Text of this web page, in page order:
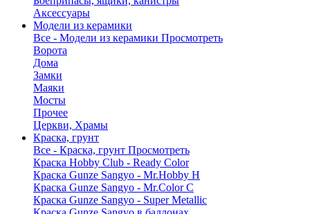
Аксессуары
Модели из керамики
Все - Модели из керамики Просмотреть
Ворота
Дома
Замки
Маяки
Мосты
Прочее
Церкви, Храмы
Краска, грунт
Все - Краска, грунт Просмотреть
Краска Hobby Club - Ready Color
Краска Gunze Sangyo - Mr.Hobby H
Краска Gunze Sangyo - Mr.Color C
Краска Gunze Sangyo - Super Metallic